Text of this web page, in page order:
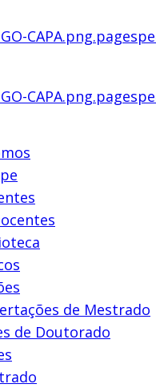
de Mestrado
de Doutorado